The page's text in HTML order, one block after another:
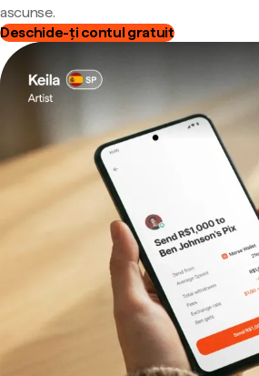
ascunse.
Deschide-ți contul gratuit